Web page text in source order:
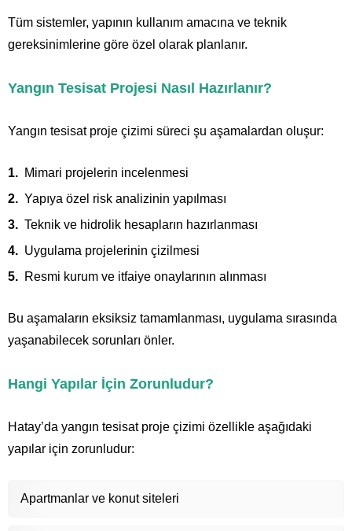
Tüm sistemler, yapının kullanım amacına ve teknik
gereksinimlerine göre özel olarak planlanır.
Yangın Tesisat Projesi Nasıl Hazırlanır?
Yangın tesisat proje çizimi süreci şu aşamalardan oluşur:
Mimari projelerin incelenmesi
Yapıya özel risk analizinin yapılması
Teknik ve hidrolik hesapların hazırlanması
Uygulama projelerinin çizilmesi
Resmi kurum ve itfaiye onaylarının alınması
Bu aşamaların eksiksiz tamamlanması, uygulama sırasında
yaşanabilecek sorunları önler.
Hangi Yapılar İçin Zorunludur?
Hatay’da yangın tesisat proje çizimi özellikle aşağıdaki
yapılar için zorunludur:
Apartmanlar ve konut siteleri